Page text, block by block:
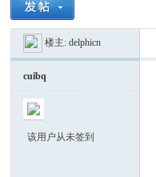
La » ›
楼主:delphicn
cuibq
该用户从未签到